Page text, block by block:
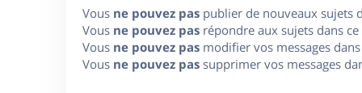
Vous ne pouvez pas publier de nouveaux sujets
Vous ne pouvez pas répondre aux sujets dans
Vous ne pouvez pas modifier vos messages
Vous ne pouvez pas supprimer vos messages